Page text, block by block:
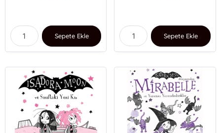
Sepete Ekle Sepete Ekle